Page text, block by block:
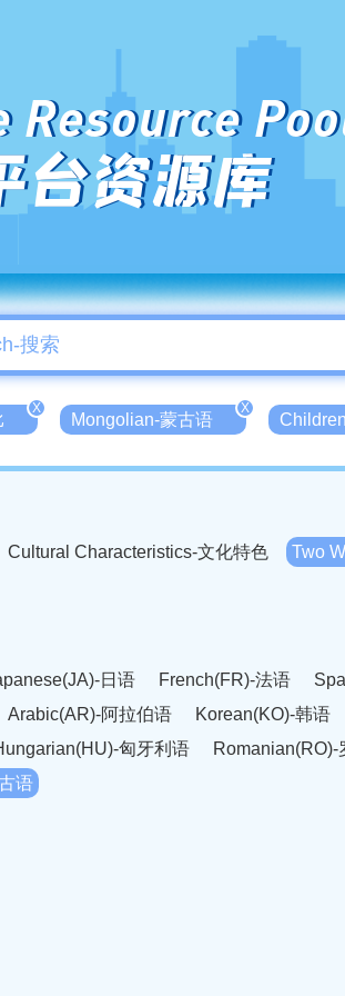
Resource
台资源库
X
Mongolian-蒙古语
X
Cultural Characteristics-文化特色 Two
日语 French(FR)-法语
Arabic(AR)-阿拉伯语 Korean(KO)-韩语
匈牙利语
Romanian(RO)-
语